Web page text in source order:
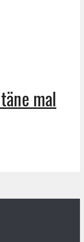
mal